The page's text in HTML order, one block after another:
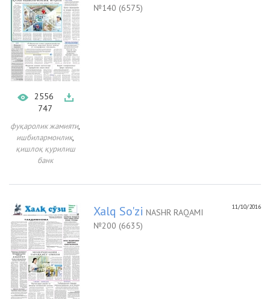
2556
747
фуқаролик жамияти,
ишбилармонлик,
қишлоқ қурилиш
банк
№140 (6575)
11/10/2016
Xalq So'zi NASHR RAQAMI
№200 (6635)